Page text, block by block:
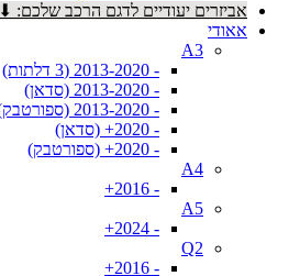
אביזרים יעודיים לדגם הרכב שלכם: ⬇
אאודי
A3
- 2013-2020 (3 דלתות)
- 2013-2020 (סדאן)
- 2013-2020 (ספורטבק)
- 2020+ (סדאן)
- 2020+ (ספורטבק)
A4
- 2016+
A5
- 2024+
Q2
- 2016+